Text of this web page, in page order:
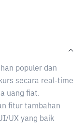
populer dan
secara real-time
uang fiat.
fitur tambahan
UX yang baik